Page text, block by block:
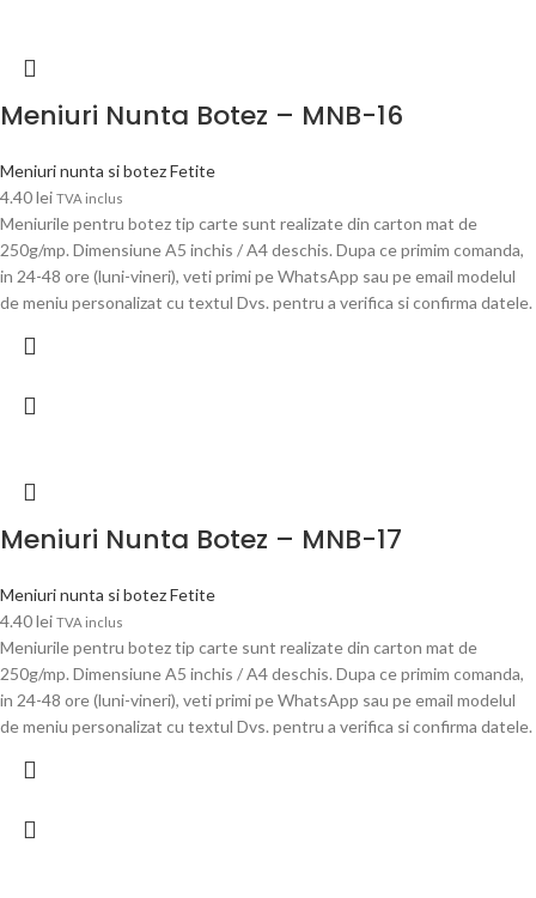
Meniuri Nunta Botez – MNB-16
Meniuri nunta si botez Fetite
4.40lei TVA inclus
Meniurile pentru botez tip carte sunt realizate din carton mat de
250g/mp. Dimensiune A5 inchis / A4 deschis. Dupa ce primim comanda,
in 24-48 ore (luni-vineri), veti primi pe WhatsApp sau pe email modelul
de meniu personalizat cu textul Dvs. pentru a verifica si confirma datele.
Meniuri Nunta Botez – MNB-17
Meniuri nunta si botez Fetite
4.40lei TVA inclus
Meniurile pentru botez tip carte sunt realizate din carton mat de
250g/mp. Dimensiune A5 inchis / A4 deschis. Dupa ce primim comanda,
in 24-48 ore (luni-vineri), veti primi pe WhatsApp sau pe email modelul
de meniu personalizat cu textul Dvs. pentru a verifica si confirma datele.